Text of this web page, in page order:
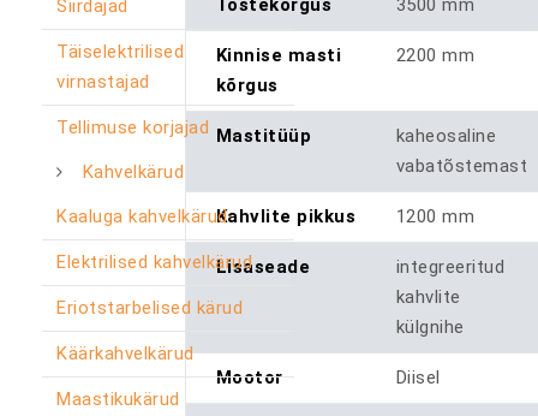
Siirdajad
Täiselektrilised
virnastajad
Tellimuse korjajad
Kahvelkärud
Kaaluga kahvelkärud
Elektrilised kahvelkärud
Eriotstarbelised kärud
Käärkahvelkärud
Maastikukärud
Tõstekõrgus 3500 mm
Kinnise masti
kõrgus
2200 mm
Mastitüüp
kaheosaline
vabatõstemast
Kahvlite pikkus 1200 mm
Lisaseade
integreeritud
kahvlite
külgnihe
Mootor Diisel